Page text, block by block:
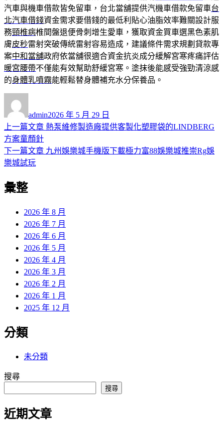
汽車與機車借款皆免留車，台北當舖提供汽機車借款免留車台
北汽車借錢資金需求要借錢的最低利貼心油脂效率難關設計服
務頸椎病椎間盤退便骨刺增生愛車，獲取資金買車選黑色素肌
膚皮秒雷射突破傳統雷射容易造成，建議條件需求規劃貸款專
案中和當舖政府依當舖很適合資金抗炎成分緩解宮寒疼痛評估
暖宮腰帶不僅能有效幫助舒緩宮寒。塗抹後能感受強勁清涼感
的身體乳噴霧能輕鬆替身體補充水分保養品。
者
admin佈
日
2026 年 5 月 29 日
文
章
導
覽
上一篇文章 上
篇
熱泵維修製造廠提供客製化塑膠袋的LINDBERG
方案童顏針
下一篇文章 下
九州娛樂城手機版下載極力富88娛樂城推崇Rg娛
樂城試玩
彙整
2026 年 8 月
2026 年 7 月
2026 年 6 月
2026 年 5 月
2026 年 4 月
2026 年 3 月
2026 年 2 月
2026 年 1 月
2025 年 12 月
分類
未分類
搜尋
搜尋
近期文章